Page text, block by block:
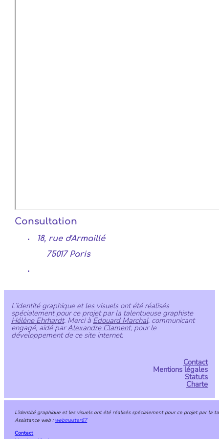
Consultation
18, rue d'Armaillé
75017 Paris
L’identité graphique et les visuels ont été réalisés
spécialement pour ce projet par la talentueuse graphiste
Hélène Ehrhardt. Merci àEdouard Marchal, communicant
engagé, aidé parAlexandre Clament, pour le
développement de ce site internet.
Contact
Mentions légales
Statuts
Charte
L’identité graphique et les visuels ont été réalisés spécialement pour ce projet par la
Assistance web : webmaster67
Contact